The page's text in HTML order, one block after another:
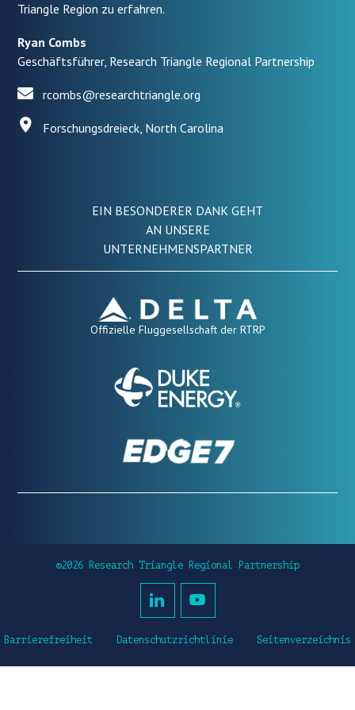
Triangle Region zu erfahren.
Ryan Combs
Geschäftsführer, Research Triangle Regional Partnership
rcombs@researchtriangle.org
Forschungsdreieck, North Carolina
EIN BESONDERER DANK GEHT
AN UNSERE
UNTERNEHMENSPARTNER
Offizielle Fluggesellschaft der RTRP
©2026 Research Triangle Regional Partnership
Barrierefreiheit Datenschutzrichtlinie Seitenverzeichnis